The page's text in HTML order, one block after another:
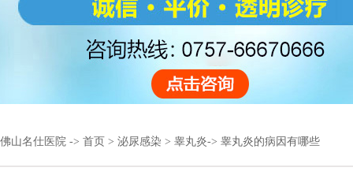
佛山名仕医院 -> 首页 > 泌尿感染 > 睾丸炎-> 睾丸炎的病因有哪些